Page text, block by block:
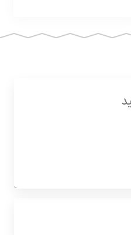
و قابلیت‌ها توانسته است
این برنامه را از وبسایت